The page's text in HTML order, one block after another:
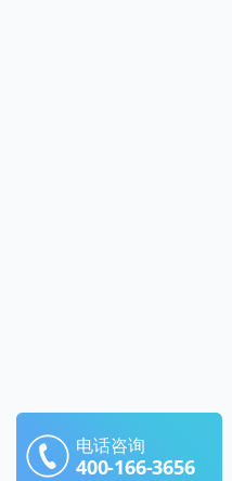
电话咨询
400-166-3656